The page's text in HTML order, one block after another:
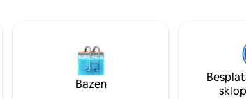
školjka Starlink Internet Atrakcije: -
Neruda House: 5 min. - Playa Punta de
Tralca : 8 min. - Algarrobo
Bazen